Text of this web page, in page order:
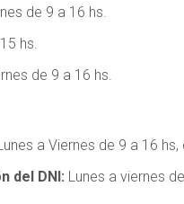
de 9 a 16 hs.
hs.
de 9 a 16 hs.
a Viernes de 9 a 16
del DNI: Lunes a viernes